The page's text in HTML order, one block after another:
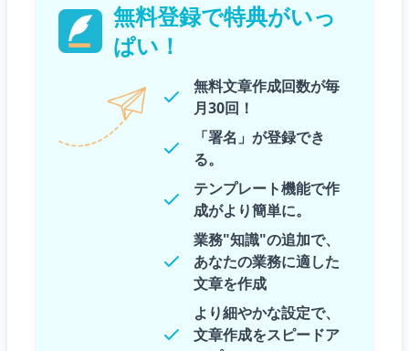
無料登録で特典がいっ
ぱい！
無料文章作成回数が毎
月30回！
「署名」が登録でき
る。
テンプレート機能で作
成がより簡単に。
業務"知識"の追加で、
あなたの業務に適した
文章を作成
より細やかな設定で、
文章作成をスピードア